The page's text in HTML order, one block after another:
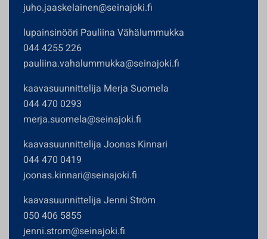
juho.jaaskelainen@seinajoki.fi
lupainsinööri Pauliina Vähälummukka
044 4255 226
pauliina.vahalummukka@seinajoki.fi
kaavasuunnittelija Merja Suomela
044 470 0293
merja.suomela@seinajoki.fi
kaavasuunnittelija Joonas Kinnari
044 470 0419
joonas.kinnari@seinajoki.fi
kaavasuunnittelija Jenni Ström
050 406 5855
jenni.strom@seinajoki.fi